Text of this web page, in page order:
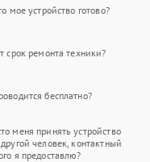
мое устройство готово?
срок ремонта техники?
бесплатно?
меня принять устройство
человек, контактный
я предоставлю?